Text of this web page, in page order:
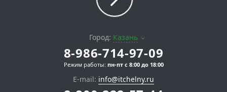
Город: Казань
8-986-714-97-09
Режим работы: пн-пт с 8:00 до 18:00
E-mail: info@itchelny.ru